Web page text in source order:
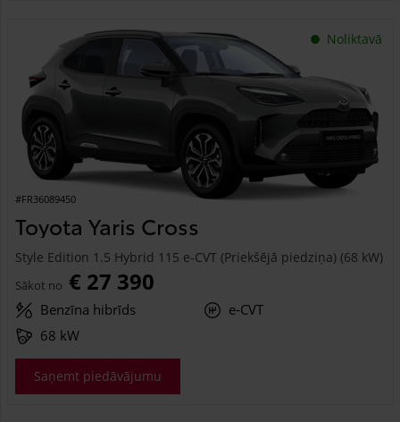
Noliktavā
#FR36089450
Toyota Yaris Cross
Style Edition 1.5 Hybrid 115 e-CVT (Priekšējā piedziņa) (68 kW)
Sākot no € 27 390
Benzīna hibrīds
e-CVT
68 kW
Saņemt piedāvājumu